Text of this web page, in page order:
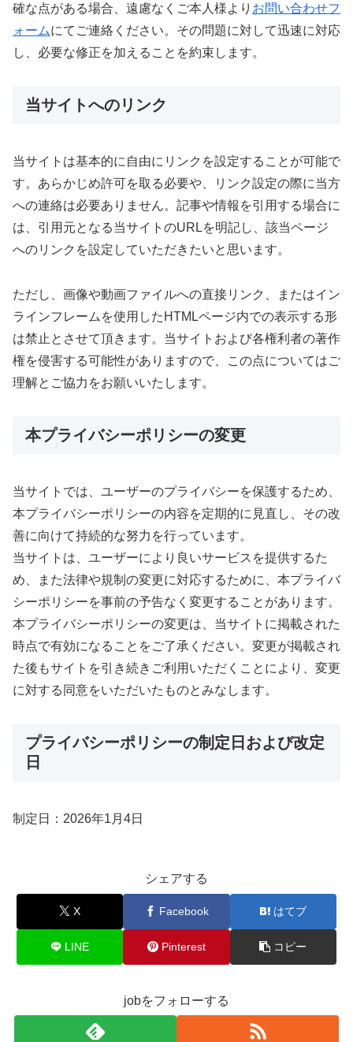
確な点がある場合、遠慮なくご本人様より お問い合わせフ
ォームにてご連絡ください。その問題に対して迅速に対応
し、必要な修正を加えることを約束します。
当サイトへのリンク
当サイトは基本的に自由にリンクを設定することが可能で
す。あらかじめ許可を取る必要や、リンク設定の際に当方
への連絡は必要ありません。記事や情報を引用する場合に
は、引用元となる当サイトのURLを明記し、該当ページ
へのリンクを設定していただきたいと思います。
ただし、画像や動画ファイルへの直接リンク、またはイン
ラインフレームを使用したHTMLページ内での表示する形
は禁止とさせて頂きます。当サイトおよび各権利者の著作
権を侵害する可能性がありますので、この点についてはご
理解とご協力をお願いいたします。
本プライバシーポリシーの変更
当サイトでは、ユーザーのプライバシーを保護するため、
本プライバシーポリシーの内容を定期的に見直し、その改
善に向けて持続的な努力を行っています。
当サイトは、ユーザーにより良いサービスを提供するた
め、また法律や規制の変更に対応するために、本プライバ
シーポリシーを事前の予告なく変更することがあります。
本プライバシーポリシーの変更は、当サイトに掲載された
時点で有効になることをご了承ください。変更が掲載され
た後もサイトを引き続きご利用いただくことにより、変更
に対する同意をいただいたものとみなします。
プライバシーポリシーの制定日および改定
日
制定日：2026年1月4日
シェアする
X Facebook はてブ
LINE Pinterest コピー
jobをフォローする